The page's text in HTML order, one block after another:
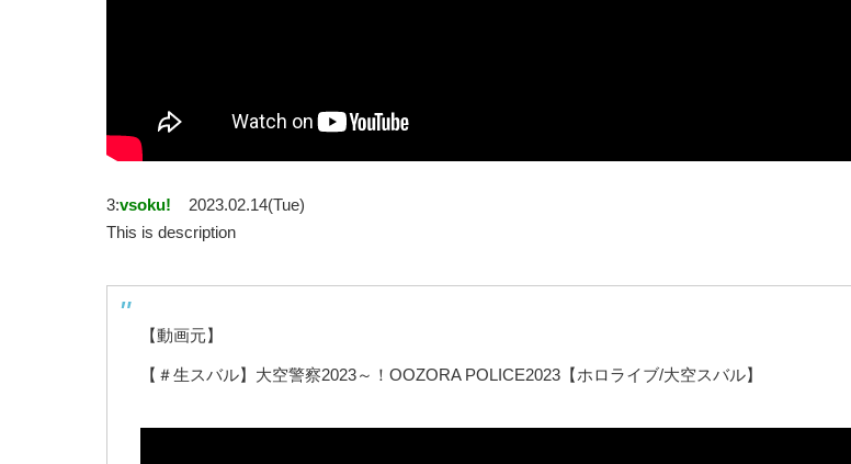
3:vsoku!
2023.02.14(Tue)
This is description
【動画元】
【＃生スバル】大空警察2023～！OOZORA POLICE2023【ホロライブ/大空スバル】